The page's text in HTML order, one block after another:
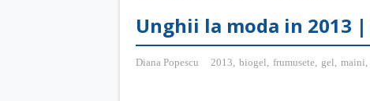
Unghii la moda in 2013
Diana Popescu 2013, biogel, frumusete, gel, maini,